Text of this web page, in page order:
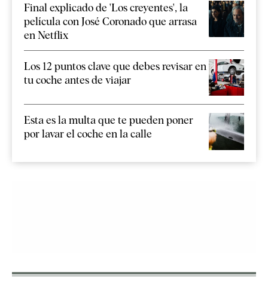
Final explicado de 'Los creyentes', la
película con José Coronado que arrasa
en Netflix
Los 12 puntos clave que debes revisar en
tu coche antes de viajar
Esta es la multa que te pueden poner
por lavar el coche en la calle